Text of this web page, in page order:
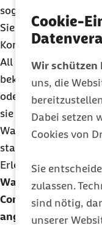
Cookie-
Wir schützen
uns, die
Dabei setzen
Cookies von
Sie
zulassen.
sind nötig,
unserer
sogar wegen
Sie vermeiden
Kontakte.
All das verstärkt
bekommen ja mit,
oder Bekannte ihren
sie immer noch
Warcraftoder
statt Probleme
Erlebnisse beim
Wann verstehen
angegangen